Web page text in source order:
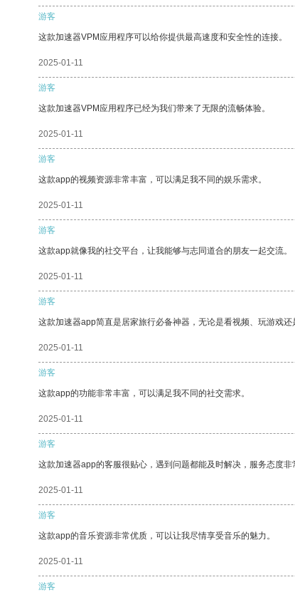
游客
这款加速器VPM应用程序可以给你提供最高速度和安全性的连接。
2025-01-11
游客
这款加速器VPM应用程序已经为我们带来了无限的流畅体验。
2025-01-11
游客
这款app的视频资源非常丰富，可以满足我不同的娱乐需求。
2025-01-11
游客
这款app就像我的社交平台，让我能够与志同道合的朋友一起交流。
2025-01-11
游客
这款加速器app简直是居家旅行必备神器，无论是看视频、玩游戏
2025-01-11
游客
这款app的功能非常丰富，可以满足我不同的社交需求。
2025-01-11
游客
这款加速器app的客服很贴心，遇到问题都能及时解决，服务态度非
2025-01-11
游客
这款app的音乐资源非常优质，可以让我尽情享受音乐的魅力。
2025-01-11
游客